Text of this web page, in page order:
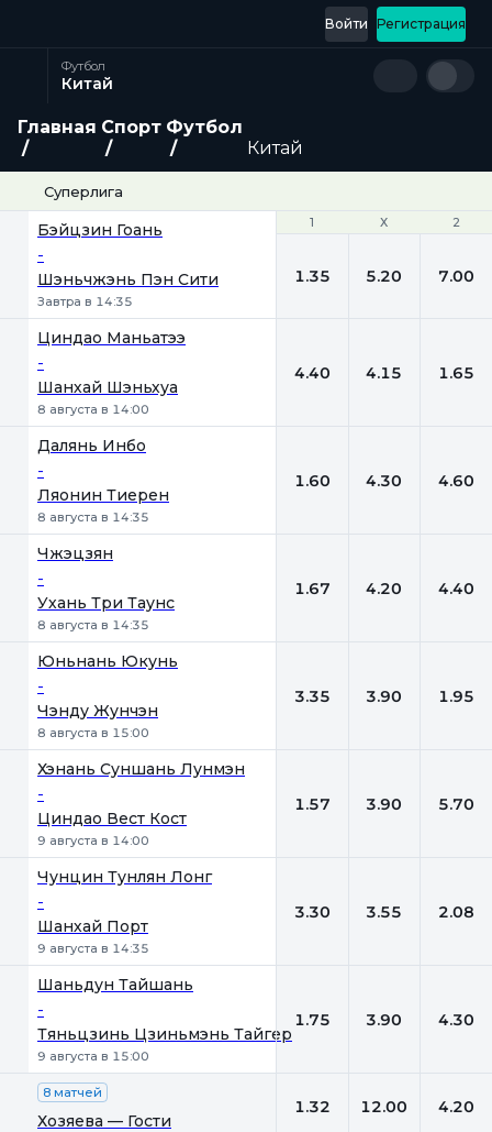
Регистрация
Войти
Футбол
Китай
Главная Спорт Футбол
Китай
Суперлига
1 Х 2
Бэйцзин Гоань
-
Шэньчжэнь Пэн Сити
Завтра в 14:35
1 Х 2
1.35 5.20 7.00
Циндао Маньатээ
-
Шанхай Шэньхуа
8 августа в 14:00
4.40 4.15 1.65
Далянь Инбо
-
Ляонин Тиерен
8 августа в 14:35
1.60 4.30 4.60
Чжэцзян
-
Ухань Три Таунс
8 августа в 14:35
1.67 4.20 4.40
Юньнань Юкунь
-
Чэнду Жунчэн
8 августа в 15:00
3.35 3.90 1.95
Хэнань Суншань Лунмэн
-
Циндао Вест Кост
9 августа в 14:00
1.57 3.90 5.70
Чунцин Тунлян Лонг
-
Шанхай Порт
9 августа в 14:35
3.30 3.55 2.08
Шаньдун Тайшань
-
Тяньцзинь Цзиньмэнь Тайгер
9 августа в 15:00
1.75 3.90 4.30
8 матчей
Хозяева — Гости
1.32 12.00 4.20